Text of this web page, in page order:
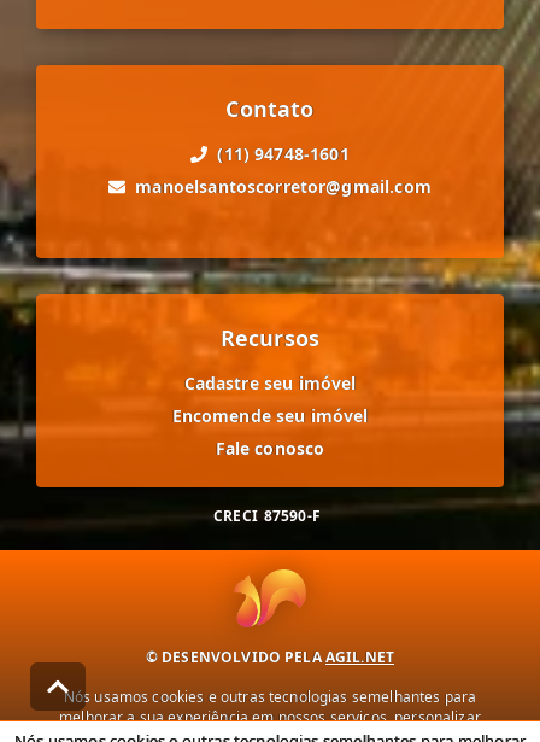
Contato
(11) 94748-1601
manoelsantoscorretor@gmail.com
Recursos
Cadastre seu imóvel
Encomende seu imóvel
Fale conosco
CRECI 87590-F
© DESENVOLVIDO PELAAGIL.NET
Nós usamos cookies e outras tecnologias semelhantes para
melhorar a sua experiência em nossos serviços, personalizar